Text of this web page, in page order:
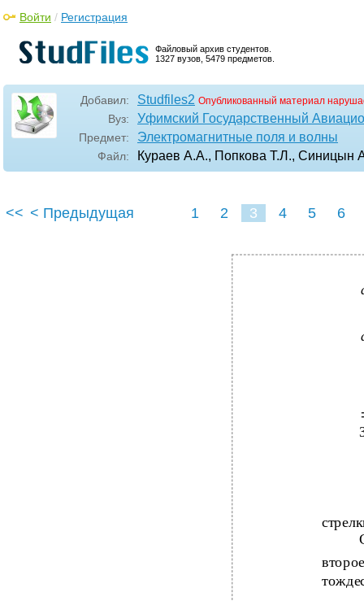
Файловый архив студентов.
1327 вузов, 5479 предметов.
Войти / Регистрация
Добавил: Studfiles2 Опубликованный материал
Вуз: Уфимский Государственный
Предмет: Электромагнитные поля и волны
Файл: Кураев А.А., Попкова Т.Л., Синицын
<< < Предыдущая 1 2 3 4 5 6